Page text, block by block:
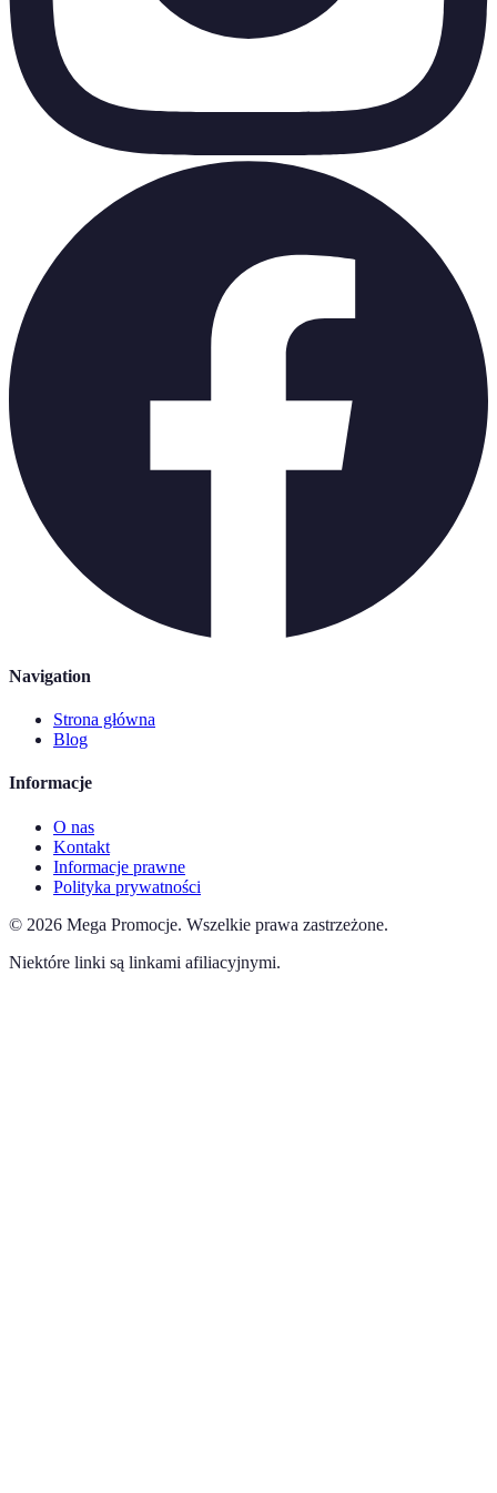
Navigation
Strona główna
Blog
Informacje
O nas
Kontakt
Informacje prawne
Polityka prywatności
© 2026 Mega Promocje. Wszelkie prawa zastrzeżone.
Niektóre linki są linkami afiliacyjnymi.